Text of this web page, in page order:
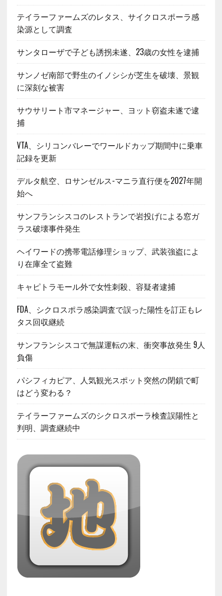
テイラーファームズのレタス、サイクロスポーラ感
染源として調査
サンタローザで子ども誘拐未遂、23歳の女性を逮捕
サンノゼ南部で野生のイノシシが芝生を破壊、景観
に深刻な被害
サウサリート市マネージャー、ヨット窃盗未遂で逮
捕
VTA、シリコンバレーでワールドカップ期間中に乗車
記録を更新
デルタ航空、ロサンゼルス-マニラ直行便を2027年開
始へ
サンフランシスコのレストランで岩投げによる窓ガ
ラス破壊事件発生
ヘイワードの携帯電話修理ショップ、武装強盗によ
り在庫全て盗難
キャピトラモール外で女性刺殺、容疑者逮捕
FDA、シクロスポラ感染調査で誤った陽性を訂正もレ
タス回収継続
サンフランシスコで無謀運転の末、衝突事故発生 9人
負傷
パシフィカピア、人気観光スポット突然の閉鎖で町
はどう変わる？
テイラーファームズのシクロスポーラ検査誤陽性と
判明、調査継続中